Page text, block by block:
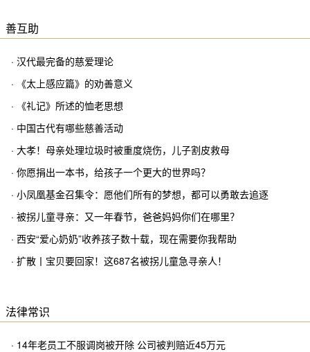
善互助
· 汉代最完备的慈爱理论
· 《太上感应篇》的劝善意义
· 《礼记》所述的恤老思想
· 中国古代有哪些慈善活动
· 大孝！母亲处理垃圾时被重度烧伤，儿子割皮救母
· 你愿捐出一本书，给孩子一个更大的世界吗？
· 小凤凰基金召集令：愿他们所有的梦想，都可以勇敢去追逐
· 被拐儿童寻亲：又一年春节，爸爸妈妈你们在哪里？
· 西安“爱心奶奶”收养孩子数十载，现在需要你我帮助
· 扩散丨宝贝要回家！这687名被拐儿童急寻亲人！
法律常识
· 14年老员工不服调岗被开除 公司被判赔近45万元